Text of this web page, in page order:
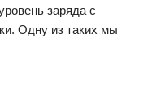
заряда с
Одну из таких мы